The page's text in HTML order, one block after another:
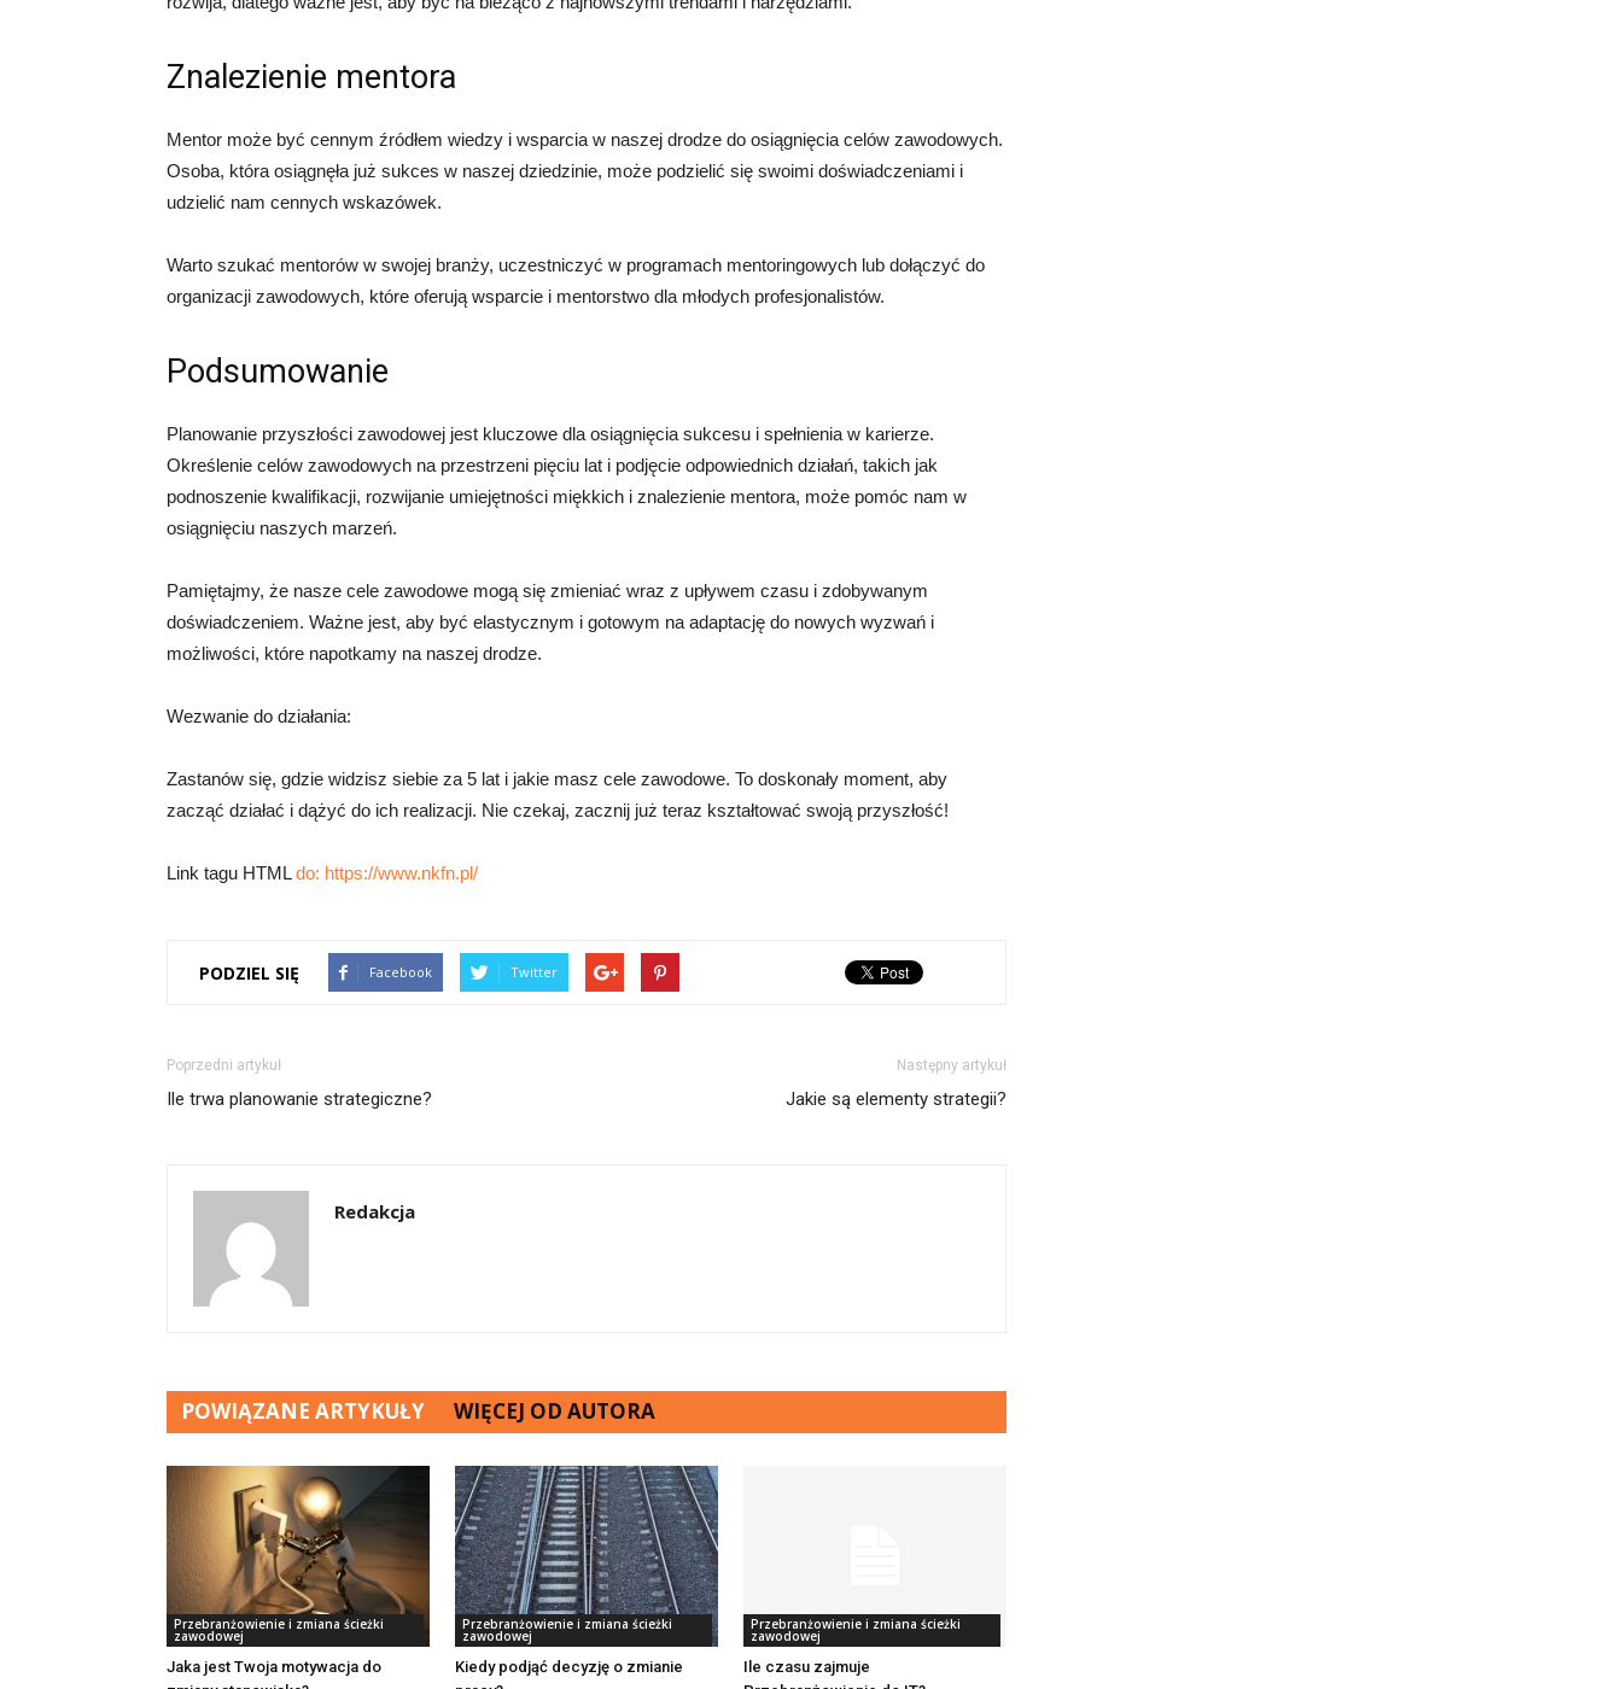
Znalezienie mentora
Mentor może być cennym źródłem wiedzy i wsparcia w naszej drodze do osiągnięcia celów zawodowych.
Osoba, która osiągnęła już sukces w naszej dziedzinie, może podzielić się swoimi doświadczeniami i
udzielić nam cennych wskazówek.
Warto szukać mentorów w swojej branży, uczestniczyć w programach mentoringowych lub dołączyć do
organizacji zawodowych, które oferują wsparcie i mentorstwo dla młodych profesjonalistów.
Podsumowanie
Planowanie przyszłości zawodowej jest kluczowe dla osiągnięcia sukcesu i spełnienia w karierze.
Określenie celów zawodowych na przestrzeni pięciu lat i podjęcie odpowiednich działań, takich jak
podnoszenie kwalifikacji, rozwijanie umiejętności miękkich i znalezienie mentora, może pomóc nam w
osiągnięciu naszych marzeń.
Pamiętajmy, że nasze cele zawodowe mogą się zmieniać wraz z upływem czasu i zdobywanym
doświadczeniem. Ważne jest, aby być elastycznym i gotowym na adaptację do nowych wyzwań i
możliwości, które napotkamy na naszej drodze.
Wezwanie do działania:
Zastanów się, gdzie widzisz siebie za 5 lat i jakie masz cele zawodowe. To doskonały moment, aby
zacząć działać i dążyć do ich realizacji. Nie czekaj, zacznij już teraz kształtować swoją przyszłość!
Link tagu HTMLdo: https://www.nkfn.pl/
PODZIEL SIĘ Facebook Twitter
Poprzedni artykuł
Ile trwa planowanie strategiczne?
Następny artykuł
Jakie są elementy strategii?
Redakcja
POWIĄZANE ARTYKUŁY WIĘCEJ OD AUTORA
Przebranżowienie i zmiana ścieżki
zawodowej
Jaka jest Twoja motywacja do
Przebranżowienie i zmiana ścieżki
zawodowej
Kiedy podjąć decyzję o zmianie
Przebranżowienie i zmiana ścieżki
zawodowej
Ile czasu zajmuje